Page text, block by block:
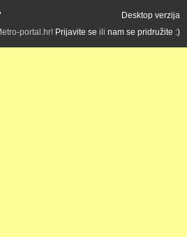
Desktop verzija
portal.hr! Prijavite se ili nam se pridružite :)